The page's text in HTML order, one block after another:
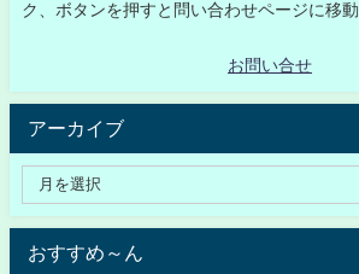
ク、ボタンを押すと問い合わせページに移動
お問い合せ
アーカイブ
おすすめ～ん